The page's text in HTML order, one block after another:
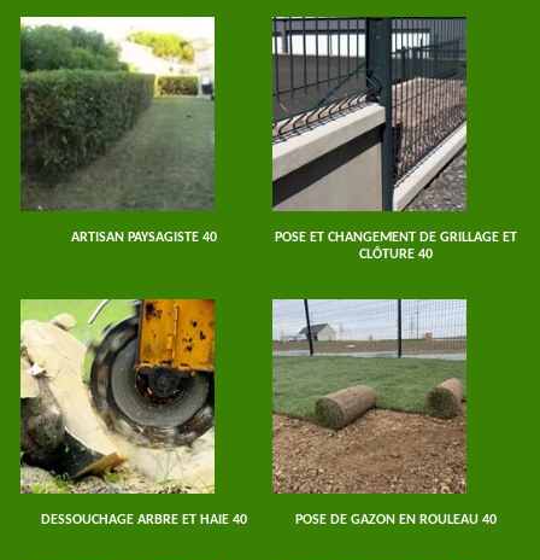
ARTISAN PAYSAGISTE 40
POSE ET CHANGEMENT DE GRILLAGE ET
CLÔTURE 40
DESSOUCHAGE ARBRE ET HAIE 40 POSE DE GAZON EN ROULEAU 40